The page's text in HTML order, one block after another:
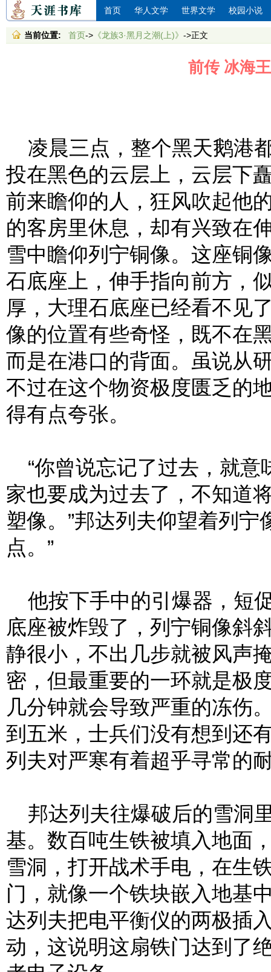
首页 华人文学 世界文学 校园小说
当前位置: 首页-> 《龙族3·黑月之潮(上)》 ->正文
前传 冰海
凌晨三点，整个黑天鹅港
投在黑色的云层上，云层下
前来瞻仰的人，狂风吹起他
的客房里休息，却有兴致在
雪中瞻仰列宁铜像。这座铜
石底座上，伸手指向前方，
厚，大理石底座已经看不见
像的位置有些奇怪，既不在
而是在港口的背面。虽说从
不过在这个物资极度匮乏的
得有点夸张。
“你曾说忘记了过去，就意
家也要成为过去了，不知道
塑像。”邦达列夫仰望着列宁
点。”
他按下手中的引爆器，短
底座被炸毁了，列宁铜像斜
静很小，不出几步就被风声
密，但最重要的一环就是极
几分钟就会导致严重的冻伤
到五米，士兵们没有想到还
列夫对严寒有着超乎寻常的
邦达列夫往爆破后的雪洞
基。数百吨生铁被填入地面
雪洞，打开战术手电，在生
门，就像一个铁块嵌入地基
达列夫把电平衡仪的两极插
动，这说明这扇铁门达到了